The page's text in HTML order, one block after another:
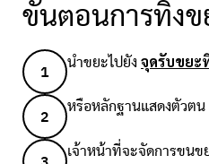
ขั้นตอนการทิ้งข
1 นำขยะไปยัง จุดรับขยะ
2 หรือหลักฐานแสดงตัวตน
เจ้าหน้าที่จะจัดการขนข